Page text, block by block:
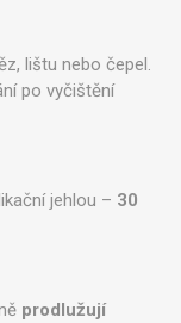
lištu nebo čepel.
po vyčištění
jehlou – 30
prodlužují